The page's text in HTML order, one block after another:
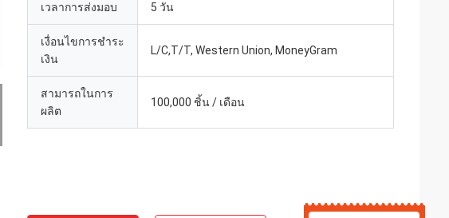
เวลาการส่งมอบ 5 วัน
เงื่อนไขการชำระ
เงิน
L/C,T/T, Western Union, MoneyGram
สามารถในการ
ผลิต
100,000 ชิ้น / เดือน